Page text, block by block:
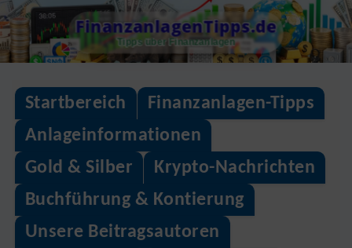
Skip
to
content
FinanzanlagenTipps.de
Tipps über Finanzanlagen
Startbereich
Finanzanlagen-Tipps
Anlageinformationen
Gold & Silber
Krypto-Nachrichten
Buchführung & Kontierung
Unsere Beitragsautoren